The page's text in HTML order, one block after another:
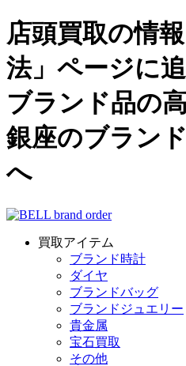
店頭買取の情
法」ページに
ブランド品の
銀座のブラン
へ
買取アイテム
ブランド時計
ダイヤ
ブランドバッグ
ブランドジュエリー
貴金属
宝石買取
その他